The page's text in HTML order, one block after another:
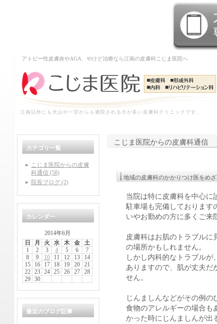
アトピー性皮膚炎やAGA、やけど治療なら江南の皮膚科こじま医院へ
江南以外にも犬山や一宮からも通院される方が多い皮膚科クリニックです。
こじま医院からの皮膚科通信
地域の皮膚科のかかりつけ医をめ
当院は特に皮膚科を中心に
駐車場も完備しております
いやお勤めの方に多くご来
皮膚科はお肌のトラブルに
の場所かもしれません。
しかし内科的なトラブル
ありますので、肌が丈夫だ
せん。
じんましんなどがその例の
食物のアレルギーの場合も
かった時にじんましんが出
カテゴリ一覧
こじま医院からの皮膚
科通信 (58)
院長ブログ (2)
カレンダー
2014年6月
日
月 火 水 木 金
土
1
2 3 4 5 6
7
8
9 10 11 12 13
14
15
16 17 18 19 20
21
22
23 24 25 26 27
28
29
30
最近のブログ記事